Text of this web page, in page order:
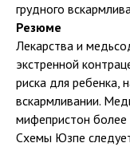
грудного
Резюме
Лекарства и
экстренной
риска для ребенка,
вскармливании.
мифепристон более
Схемы Юзпе